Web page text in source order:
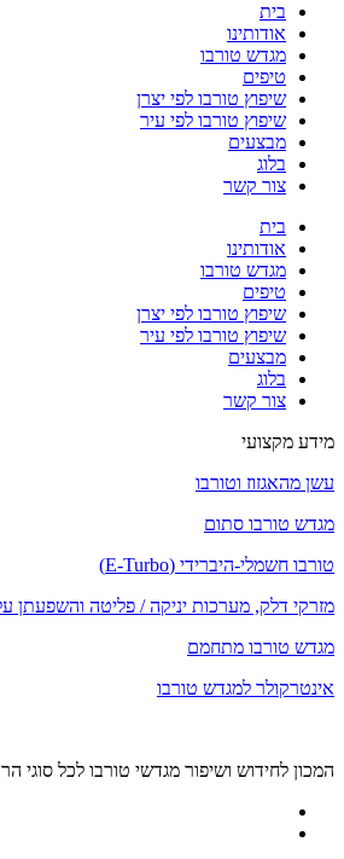
בית
אודותינו
מגדש טורבו
טיפים
שיפוץ טורבו לפי יצרן
שיפוץ טורבו לפי עיר
מבצעים
בלוג
צור קשר
בית
אודותינו
מגדש טורבו
טיפים
שיפוץ טורבו לפי יצרן
שיפוץ טורבו לפי עיר
מבצעים
בלוג
צור קשר
מידע מקצועי
עשן מהאגזוז וטורבו
מגדש טורבו סתום
טורבו חשמלי-היברידי (E-Turbo)
מזרקי דלק, מערכות יניקה / פליטה והשפעתן
מגדש טורבו מתחמם
אינטרקולר למגדש טורבו
המכון לחידוש ושיפור מגדשי טורבו לכל סוגי